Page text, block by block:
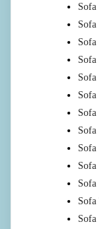
Sofa
Sofa
Sofa
Sofa
Sofa
Sofa
Sofa
Sofa